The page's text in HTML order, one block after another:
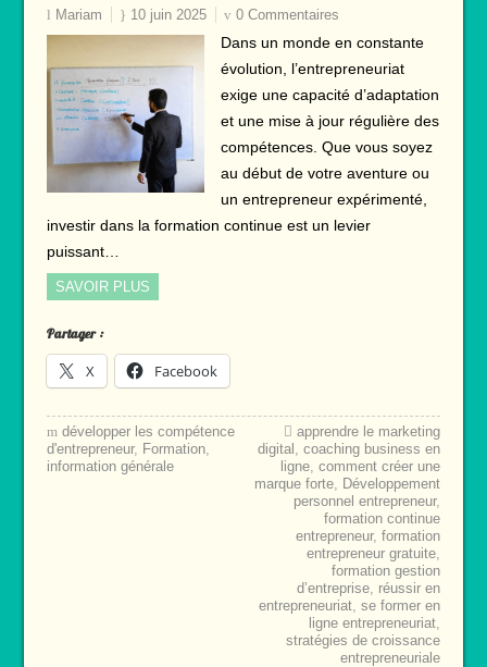
Mariam 10 juin 2025 0 Commentaires
Dans un monde en constante
évolution, l’entrepreneuriat
exige une capacité d’adaptation
et une mise à jour régulière des
compétences. Que vous soyez
au début de votre aventure ou
un entrepreneur expérimenté,
investir dans la formation continue est un levier
puissant…
SAVOIR PLUS
Partager :
X Facebook
développer les compétence
d'entrepreneur, Formation,
information générale
apprendre le marketing
digital ,coaching business en
ligne,comment créer une
marque forte, Développement
personnel entrepreneur,
formation continue
entrepreneur,formation
entrepreneur gratuite,
formation gestion
d’entreprise, réussir en
entrepreneuriat,se former en
ligne entrepreneuriat,
stratégies de croissance
entrepreneuriale